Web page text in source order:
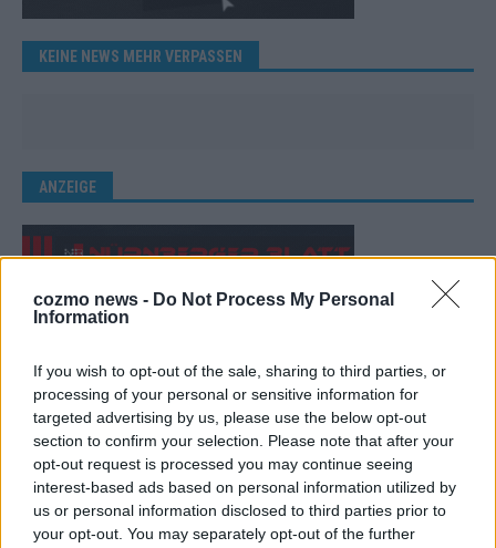
cozmo news - Do Not Process My Personal
Information
If you wish to opt-out of the sale, sharing to third parties, or
processing of your personal or sensitive information for
targeted advertising by us, please use the below opt-out
section to confirm your selection. Please note that after your
opt-out request is processed you may continue seeing
interest-based ads based on personal information utilized by
us or personal information disclosed to third parties prior to
your opt-out. You may separately opt-out of the further
KEINE NEWS MEHR VERPASSEN
ANZEIGE